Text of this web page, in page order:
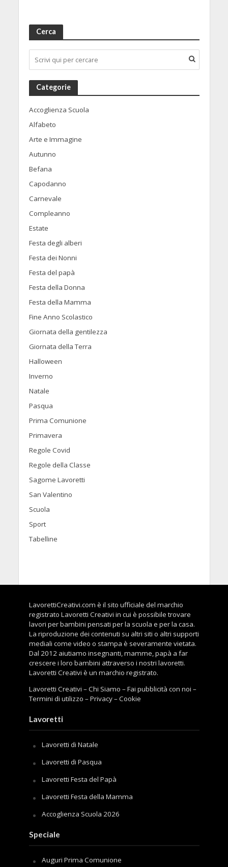
Cerca
Categorie
Accoglienza Scuola
Alfabeto
Arte e Immagine
Autunno
Befana
Capodanno
Carnevale
Compleanno
Estate
Festa degli alberi
Festa dei Nonni
Festa del papà
Festa della Donna
Festa della Mamma
Fine Anno Scolastico
Giornata della gentilezza
Giornata della Terra
Halloween
Inverno
Natale
Pasqua
Prima Comunione
Primavera
Regole Covid
Regole della Classe
Sagome Lavoretti
San Valentino
Scuola
Sport
Tabelline
LavorettiCreativi.com è il sito ufficiale del marchio
registrato Lavoretti Creativi in cui è possibile trovare
lavori per bambini pensati per la scuola e per la casa.
La riproduzione dei contenuti su altri siti o altri supporti
mediali come video o stampa è severamente vietata.
Dal 2012 aiutiamo insegnanti, mamme, papà a far
crescere i loro bambini attraverso i nostri lavoretti.
Lavoretti Creativi è un marchio registrato.
Lavoretti Creativi –Chi Siamo –Fai pubblicità con noi –
Termini di utilizzo –Privacy–Cookie
Lavoretti
Lavoretti di Natale
Lavoretti di Pasqua
Lavoretti Festa del Papà
Lavoretti Festa della Mamma
Accoglienza Scuola 2026
Speciale
Auguri Prima Comunione